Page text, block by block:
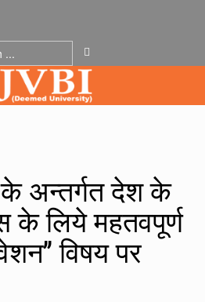
के अन्तर्गत देश के
के लिये महतवपूर्ण
विषय पर